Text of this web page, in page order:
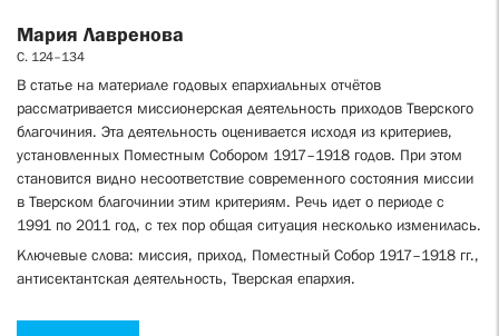
Мария Лавренова
С. 124–134
В статье на материале годовых епархиальных отчётов
рассматривается миссионерская деятельность приходов Тверского
благочиния. Эта деятельность оценивается исходя из критериев,
установленных Поместным Собором 1917–1918 годов. При этом
становится видно несоответствие современного состояния миссии
в Тверском благочинии этим критериям. Речь идет о периоде с
1991 по 2011 год, с тех пор общая ситуация несколько изменилась.
Ключевые слова: миссия, приход, Поместный Собор 1917–1918 гг.,
антисектантская деятельность, Тверская епархия.